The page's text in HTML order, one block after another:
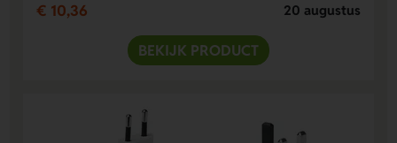
€ 10,36
20 augustus
BEKIJK PRODUCT